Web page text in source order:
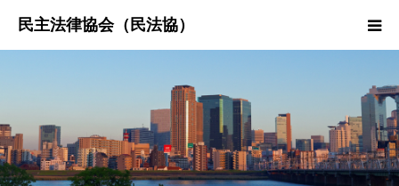
民法協とは
民主法律時報